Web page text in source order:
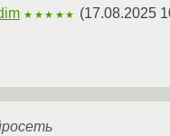
★★★★★ (17.08.2025